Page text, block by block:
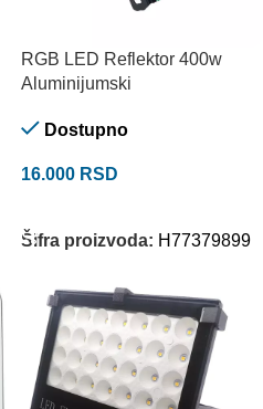
RGB LED Reflektor 400w
Aluminijumski
Dostupno
16.000 RSD
Šifra proizvoda: H77379899